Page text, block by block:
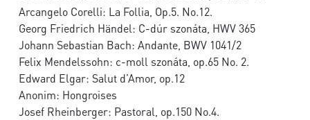
Arcangelo Corelli: La Follia, Op.5. No.12.
Georg Friedrich Händel: C-dúr szonáta, HWV 365
Johann Sebastian Bach: Andante, BWV 1041/2
Felix Mendelssohn: c-moll szonáta, op.65 No. 2.
Edward Elgar: Salut d’Amor, op.12
Anonim: Hongroises
Josef Rheinberger: Pastoral, op.150 No.4.